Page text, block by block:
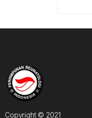
Copyright © 2021